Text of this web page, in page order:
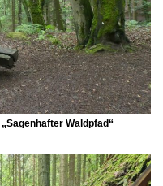
„Sagenhafter Waldpfad“